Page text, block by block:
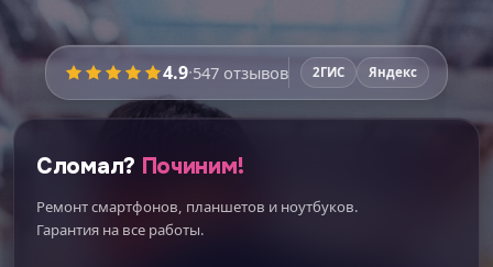
4.9·547 отзывов 2ГИС Яндекс
Сломал? Починим!
Ремонт смартфонов, планшетов и ноутбуков.
Гарантия на все работы.